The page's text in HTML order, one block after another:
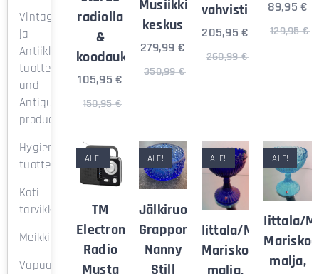
Vintage
ja
Antiikki
tuotteet/Vintage
and
Antique
products
Hygienia
tuotteet
Koti
tarvikkeet
Meikkituotteet
Vapaa-
radiolla
&
koodauksella
105,95 €
150,95€
Musiikki
keskus
279,99 €
350,99€
vahvistimella
205,95 €
260,99€
89,95 €
129,95€
TM
Electron
Radio
Musta
ALE!
Jälkiruokamalja,
Grapponia,
Nanny
Still
ALE!
Iittala/Marimekko
Mariskooli
malja,
ALE!
Iittala/
malja,
ALE!